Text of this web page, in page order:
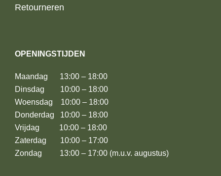
Retourneren
OPENINGSTIJDEN
Maandag 13:00 – 18:00
Dinsdag 10:00 – 18:00
Woensdag 10:00 – 18:00
Donderdag 10:00 – 18:00
Vrijdag 10:00 – 18:00
Zaterdag 10:00 – 17:00
Zondag 13:00 – 17:00 (m.u.v. augustus)